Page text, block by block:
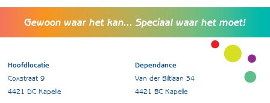
Gewoon waar het kan... Speciaal waar het moet!
Hoofdlocatie
Coxstraat 9
4421 DC Kapelle
Dependance
Van der Biltlaan 34
4421 BC Kapelle